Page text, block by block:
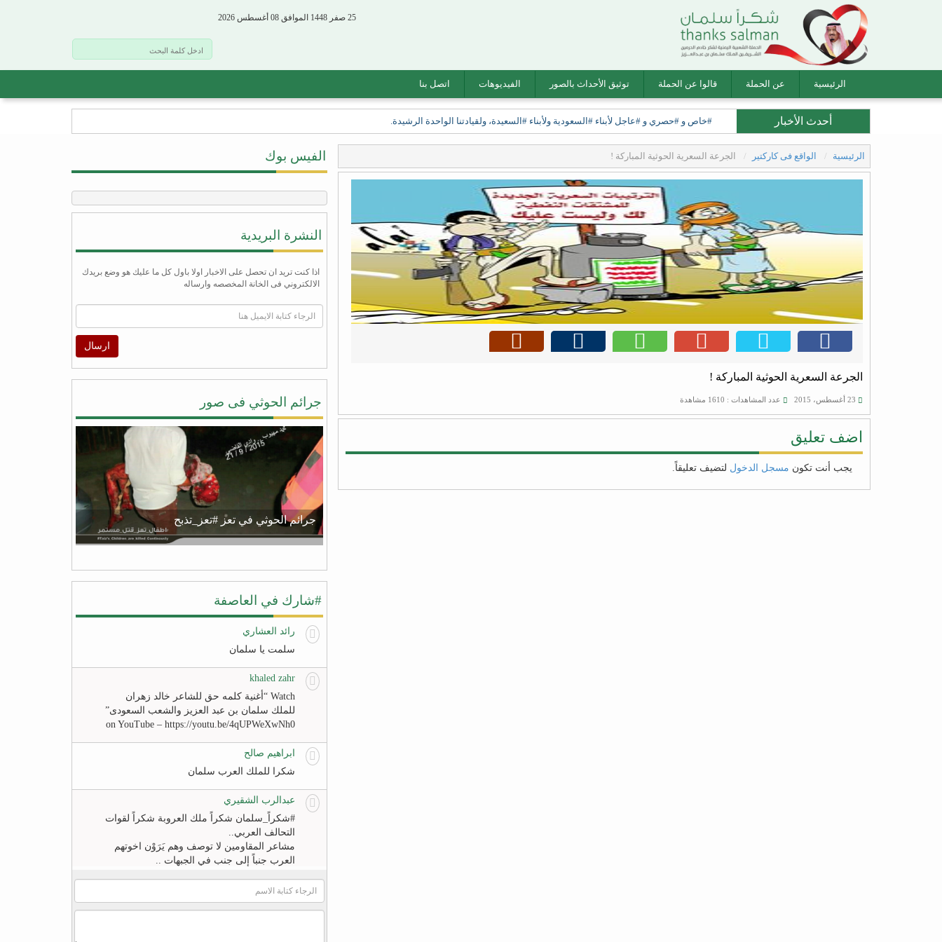
25 صفر 1448 الموافق 08 أغسطس 2026
الرئيسية عن الحملة قالوا عن الحملة توثيق الأحداث بالصور الفيديوهات اتصل بنا
أحدث الأخبار #خاص و #حصري و #عاجل لأبناء #السعودية ولأبناء #السعيدة، ولقيادتنا الواحدة الرشيدة.
الرئيسية الواقع فى كاركتير الجرعة السعرية الحوثية المباركة !
الجرعة السعرية الحوثية المباركة !
عدد المشاهدات : 1610 مشاهدة
اضف تعليق
يجب أنت تكون مسجل الدخول لتضيف تعليقاً.
الفيس بوك
النشرة البريدية
اذا كنت تريد ان تحصل على الاخبار اولا باول كل ما عليك هو وضع بريدك
الالكتروني فى الخانة المخصصه وارساله
ارسال
جرائم الحوثي فى صور
جرائم الحوثي في تعز #تعز_تذبح
#شارك في العاصفة
رائد العشاري
سلمت يا سلمان
khaled zahr
Watch “أغنية كلمه حق للشاعر خالد زهران
للملك سلمان بن عبد العزيز والشعب السعودى”
on YouTube – https://youtu.be/4qUPWeXwNh0
ابراهيم صالح
شكرا للملك العرب سلمان
عبدالرب الشقيري
#‏شكراً_سلمان‬ شكراً ملك العروبة شكراً لقوات
التحالف العربي..
مشاعر المقاومين لا توصف وهم يَرَوْن اخوتهم
العرب جنباً إلى جنب في الجبهات ..
FB